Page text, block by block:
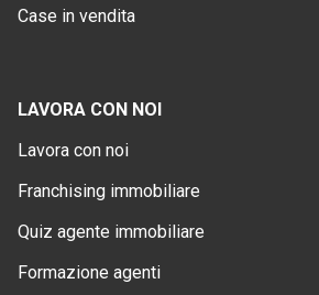
Case in vendita
LAVORA CON NOI
Lavora con noi
Franchising immobiliare
Quiz agente immobiliare
Formazione agenti